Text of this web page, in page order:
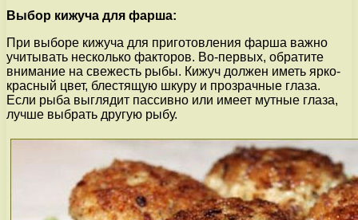
Выбор кижуча для фарша:
При выборе кижуча для приготовления фарша важно
учитывать несколько факторов. Во-первых, обратите
внимание на свежесть рыбы. Кижуч должен иметь ярко-
красный цвет, блестящую шкуру и прозрачные глаза.
Если рыба выглядит пассивно или имеет мутные глаза,
лучше выбрать другую рыбу.